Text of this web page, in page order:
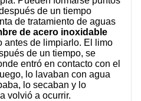
de un tiempo
de tratamiento de aguas
de acero inoxidable
antes de limpiarlo. El limo
de un tiempo, se
entró en contacto con el
lo lavaban con agua
lo secaban y lo
volvió a ocurrir.